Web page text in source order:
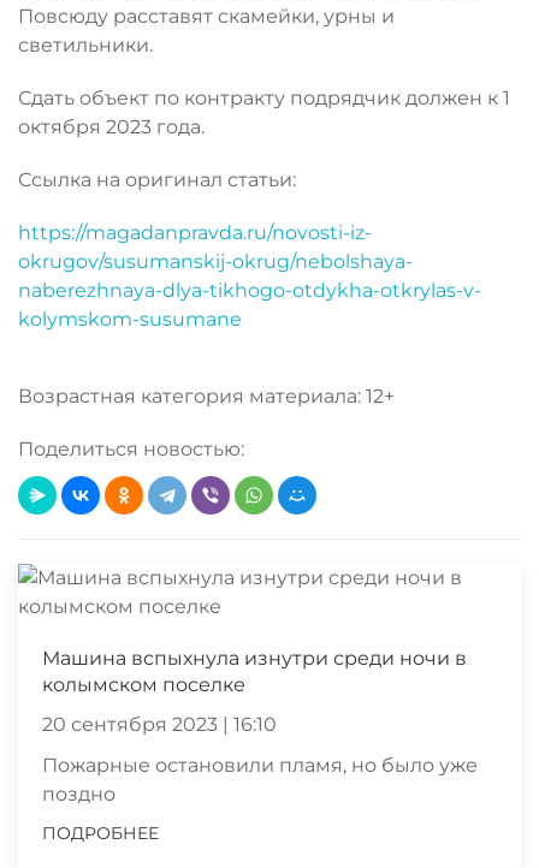
Повсюду расставят скамейки, урны и
светильники.
Сдать объект по контракту подрядчик должен к 1
октября 2023 года.
Ссылка на оригинал статьи:
https://magadanpravda.ru/novosti-iz-
okrugov/susumanskij-okrug/nebolshaya-
naberezhnaya-dlya-tikhogo-otdykha-otkrylas-v-
kolymskom-susumane
Возрастная категория материала: 12+
Поделиться новостью:
Машина вспыхнула изнутри среди ночи в
колымском поселке
20 сентября 2023 | 16:10
Пожарные остановили пламя, но было уже
поздно
ПОДРОБНЕЕ